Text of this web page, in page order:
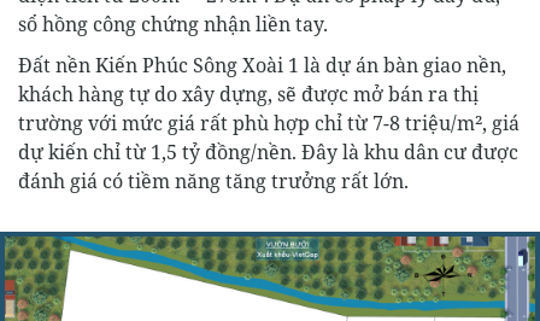
sổ hồng công chứng nhận liền tay.
Đất nền Kiến Phúc Sông Xoài 1 là dự án bàn giao nền,
khách hàng tự do xây dựng, sẽ được mở bán ra thị
trường với mức giá rất phù hợp chỉ từ 7-8 triệu/m², giá
dự kiến chỉ từ 1,5 tỷ đồng/nền. Đây là khu dân cư được
đánh giá có tiềm năng tăng trưởng rất lớn.